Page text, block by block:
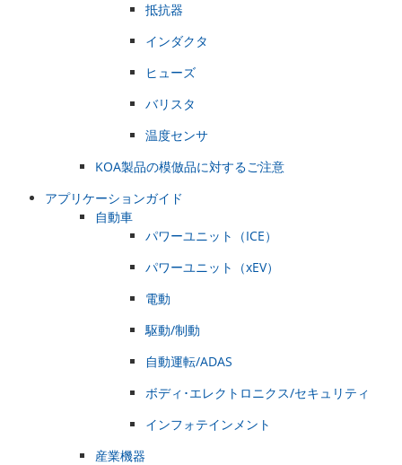
抵抗器
インダクタ
ヒューズ
バリスタ
温度センサ
KOA製品の模倣品に対するご注意
アプリケーションガイド
自動車
パワーユニット（ICE）
パワーユニット（xEV）
電動
駆動/制動
自動運転/ADAS
ボディ･エレクトロニクス/セキュリティ
インフォテインメント
産業機器